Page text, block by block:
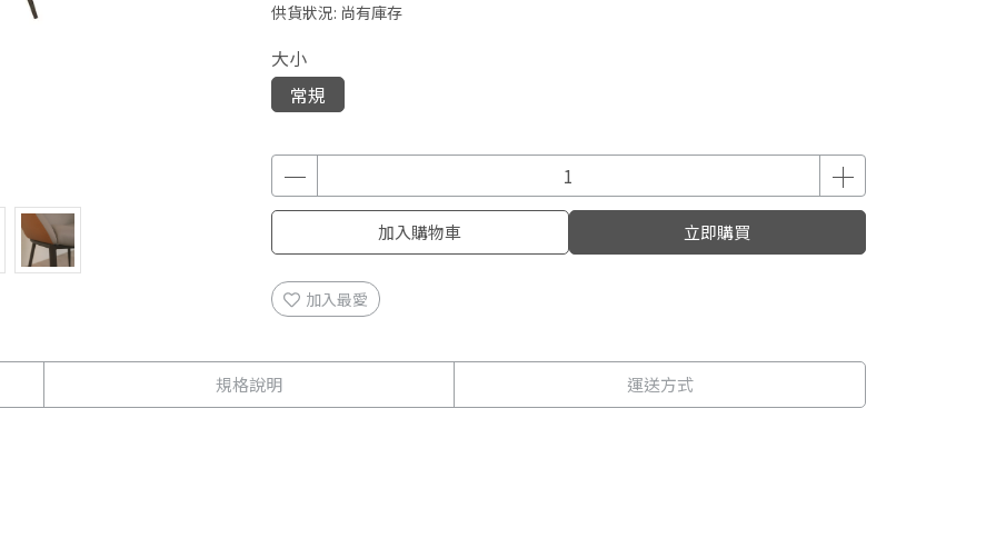
供貨狀況: 尚有庫存
大小
常規
加入購物車 立即購買
加入最愛
規格說明 運送方式